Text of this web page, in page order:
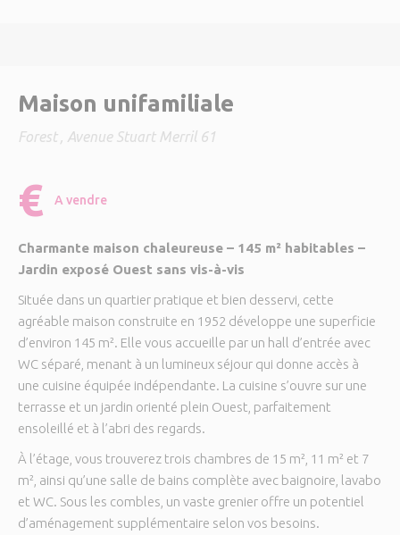
Maison unifamiliale
Forest , Avenue Stuart Merril 61
€ A vendre
Charmante maison chaleureuse – 145 m² habitables –
Jardin exposé Ouest sans vis-à-vis
Située dans un quartier pratique et bien desservi, cette
agréable maison construite en 1952 développe une superficie
d’environ 145 m². Elle vous accueille par un hall d’entrée avec
WC séparé, menant à un lumineux séjour qui donne accès à
une cuisine équipée indépendante. La cuisine s’ouvre sur une
terrasse et un jardin orienté plein Ouest, parfaitement
ensoleillé et à l’abri des regards.
À l’étage, vous trouverez trois chambres de 15 m², 11 m² et 7
m², ainsi qu’une salle de bains complète avec baignoire, lavabo
et WC. Sous les combles, un vaste grenier offre un potentiel
d’aménagement supplémentaire selon vos besoins.